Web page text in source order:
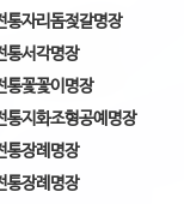
통자리돔젖갈명장
통서각명장
통꽃꽃이명장
통지화조형공예명장
통장례명장
통장례명장